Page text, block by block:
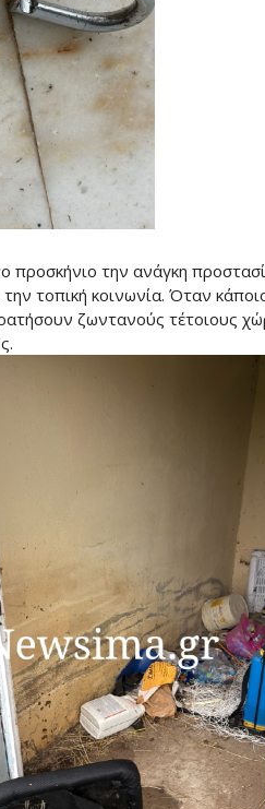
προσκήνιο την ανάγκη
τοπική κοινωνία. Όταν
ζωντανούς τέτοιους